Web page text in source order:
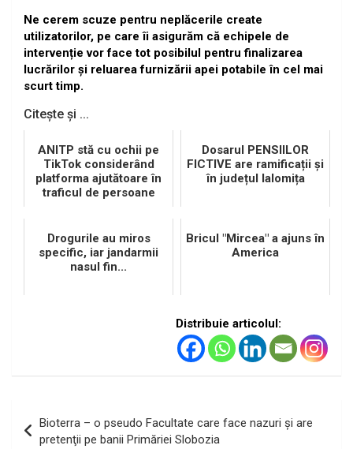
Ne cerem scuze pentru neplăcerile create
utilizatorilor, pe care îi asigurăm că echipele de
intervenție vor face tot posibilul pentru finalizarea
lucrărilor și reluarea furnizării apei potabile în cel mai
scurt timp.
Citește și ...
ANITP stă cu ochii pe
TikTok considerând
platforma ajutătoare în
traficul de persoane
Dosarul PENSIILOR
FICTIVE are ramificații și
în județul Ialomița
Drogurile au miros
specific, iar jandarmii
nasul fin...
Bricul "Mircea" a ajuns în
America
Distribuie articolul:
în
Bioterra – o pseudo Facultate care face nazuri şi are
pretenţii pe banii Primăriei Slobozia